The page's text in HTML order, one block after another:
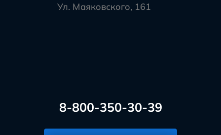
Ул. Маяковского, 161
8-800-350-30-39